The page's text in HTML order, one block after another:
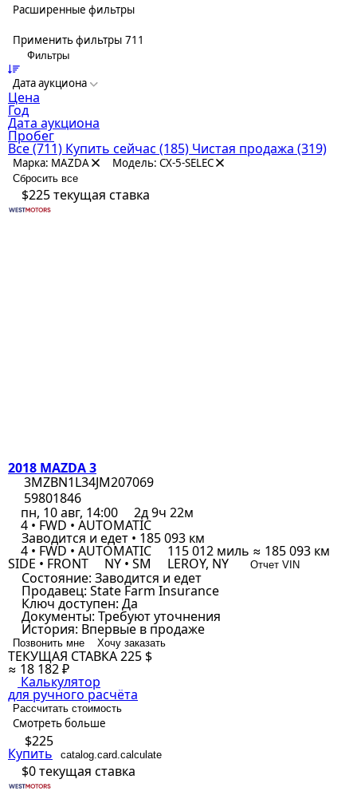
Расширенные фильтры
Применить фильтры 711
Фильтры
Дата аукциона
Цена
Год
Дата аукциона
Пробег
Все(711) Купить сейчас (185) Чистая продажа (319)
Марка: MAZDA Модель: CX-5-SELEC
Сбросить все
$225текущая ставка
2018 MAZDA 3
3MZBN1L34JM207069
59801846
пн, 10 авг, 14:00
2д 9ч 22м
4 • FWD • AUTOMATIC
Заводится и едет • 185 093 км
4 • FWD • AUTOMATIC 115 012 миль ≈ 185 093 км
SIDE • FRONT NY • SM LEROY, NY Отчет VIN
Состояние: Заводится и едет
Продавец: State Farm Insurance
Ключ доступен: Да
Документы: Требуют уточнения
История: Впервые в продаже
Позвонить мне Хочу заказать
ТЕКУЩАЯ СТАВКА225 $
≈ 18 182 ₽
Калькулятор
для ручного расчёта
Рассчитать стоимость
Смотреть больше
$225
Купить catalog.card.calculate
$0текущая ставка